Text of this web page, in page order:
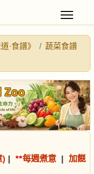
·食譜》
蔬菜食譜
) | **每週煮意 | 加餸